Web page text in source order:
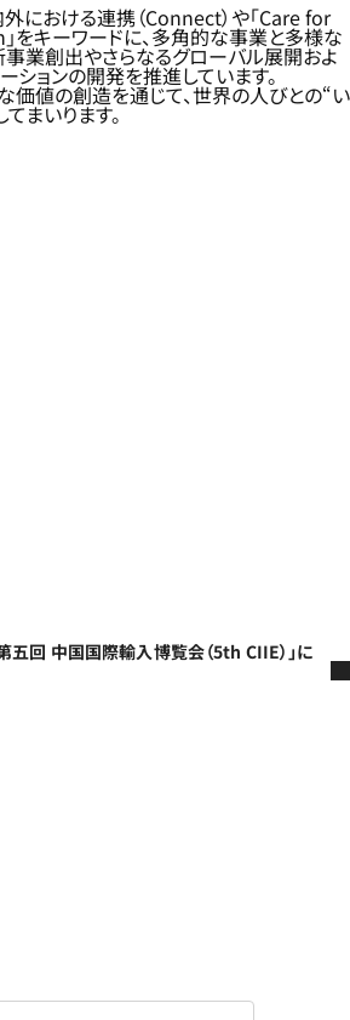
における連携（Connect）や「Care for
キーワードに、多角的な事業と多様な
事業創出やさらなるグローバル展開およ
ションの開発を推進しています。
値の創造を通じて、世界の人びとの“い
まいります。
五回 中国国際輸入博覧会（5th CIIE）」に